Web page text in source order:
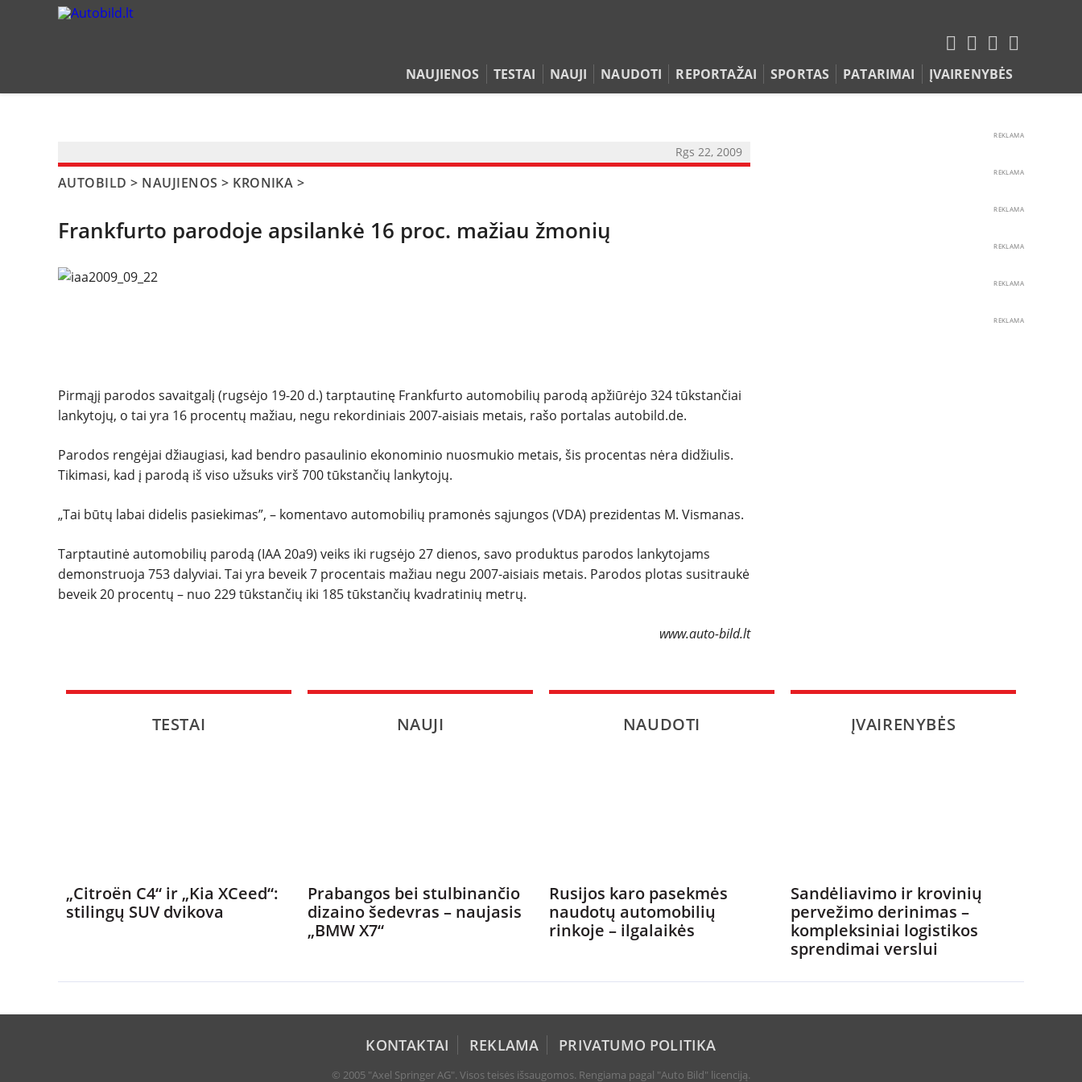
NAUJIENOS TESTAI NAUJI NAUDOTI REPORTAŽAI SPORTAS PATARIMAI ĮVAIRENYBĖS
NAUJIENOS
TESTAI
SPORTAS
PATARIMAI
Rgs 22, 2009
AUTOBILD > NAUJIENOS > KRONIKA >
Frankfurto parodoje apsilankė 16 proc. mažiau žmonių
Pirmąjį parodos savaitgalį (rugsėjo 19-20 d.) tarptautinę Frankfurto automobilių parodą apžiūrėjo 324 tūkstančiai
lankytojų, o tai yra 16 procentų mažiau, negu rekordiniais 2007-aisiais metais, rašo portalas autobild.de.
Parodos rengėjai džiaugiasi, kad bendro pasaulinio ekonominio nuosmukio metais, šis procentas nėra didžiulis.
Tikimasi, kad į parodą iš viso užsuks virš 700 tūkstančių lankytojų.
„Tai būtų labai didelis pasiekimas”, – komentavo automobilių pramonės sąjungos (VDA) prezidentas M. Vismanas.
Tarptautinė automobilių parodą (IAA 20a9) veiks iki rugsėjo 27 dienos, savo produktus parodos lankytojams
demonstruoja 753 dalyviai. Tai yra beveik 7 procentais mažiau negu 2007-aisiais metais. Parodos plotas susitraukė
beveik 20 procentų – nuo 229 tūkstančių iki 185 tūkstančių kvadratinių metrų.
www.auto-bild.lt
REKLAMA
REKLAMA
REKLAMA
REKLAMA
REKLAMA
REKLAMA
TESTAI
„Citroën C4“ ir „Kia XCeed“:
stilingų SUV dvikova
NAUJI
Prabangos bei stulbinančio
dizaino šedevras – naujasis
„BMW X7“
NAUDOTI
Rusijos karo pasekmės
naudotų automobilių
rinkoje – ilgalaikės
ĮVAIRENYBĖS
Sandėliavimo ir krovinių
pervežimo derinimas –
kompleksiniai logistikos
sprendimai verslui
KONTAKTAI REKLAMA PRIVATUMO POLITIKA
© 2005 "Axel Springer AG". Visos teisės išsaugomos. Rengiama pagal "Auto Bild" licenciją.